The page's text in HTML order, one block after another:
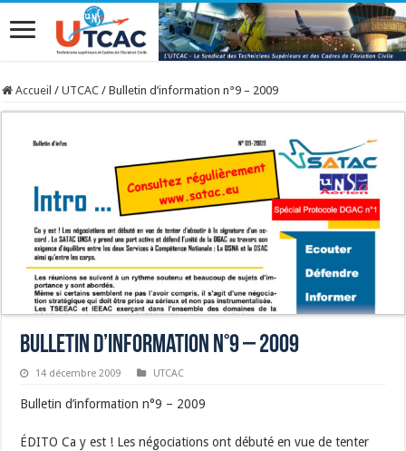
Accueil / UTCAC / Bulletin d’information n°9 – 2009
Bulletin d’information n°9 – 2009
14 décembre 2009 UTCAC
Bulletin d’information n°9 – 2009
ÉDITO Ca y est ! Les négociations ont débuté en vue de tenter